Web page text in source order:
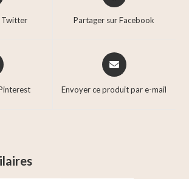
Twitter Partager sur Facebook
Envoyer ce produit par e-mail